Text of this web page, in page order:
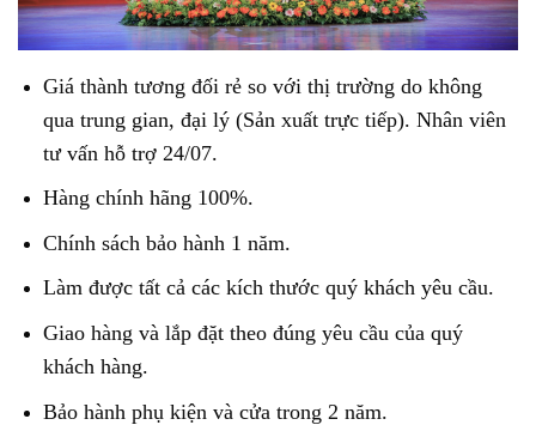
Giá thành tương đối rẻ so với thị trường do không
qua trung gian, đại lý (Sản xuất trực tiếp). Nhân viên
tư vấn hỗ trợ 24/07.
Hàng chính hãng 100%.
Chính sách bảo hành 1 năm.
Làm được tất cả các kích thước quý khách yêu cầu.
Giao hàng và lắp đặt theo đúng yêu cầu của quý
khách hàng.
Bảo hành phụ kiện và cửa trong 2 năm.